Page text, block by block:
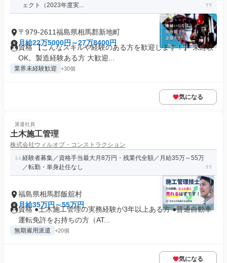
ェクト（2023年度実...
〒979-2611福島県相馬郡新地町
月給22万5000円～27万8400円
資格 【こんなスキルや経験のある方を歓迎します！】 未経験
OK。製造経験ある方 大歓迎...
業界未経験歓迎 +30個
気になる
派遣社員
土木施工管理
株式会社ウィルオブ・コンストラクション
経験者募集／資格手当最大月8万円・残業代全額／月給35万～55万
／転勤・単身赴任なし
福島県相馬郡飯舘村
月給35万円～55万円
資格 ●土木施工管理の実務経験が3年以上ある方 ●普通自動車
運転免許をお持ちの方（AT...
無期雇用派遣 +20個
気になる